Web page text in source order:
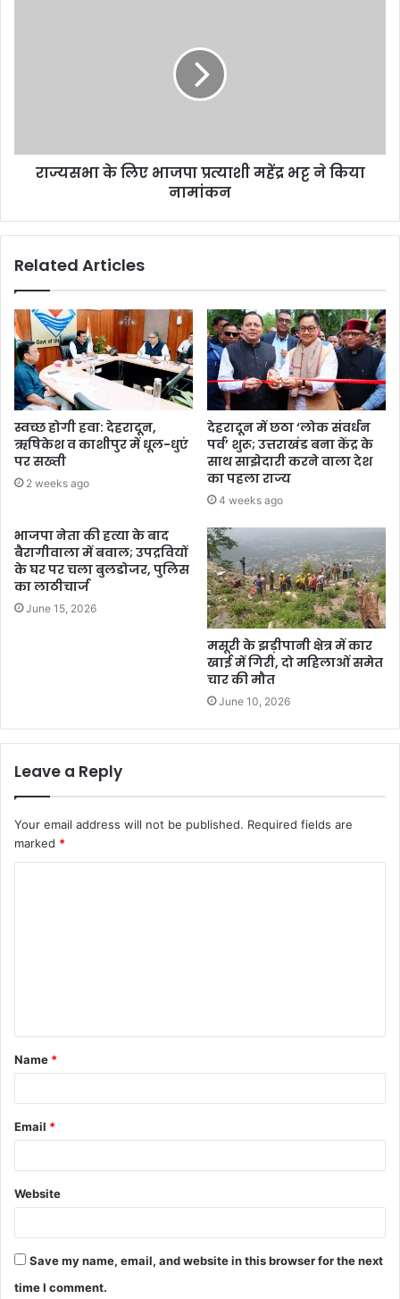
राज्यसभा के लिए भाजपा प्रत्याशी महेंद्र भट्ट ने किया
नामांकन
Related Articles
स्वच्छ होगी हवा: देहरादून,
ऋषिकेश व काशीपुर में धूल-धुएं
पर सख्ती
2 weeks ago
देहरादून में छठा ‘लोक संवर्धन
पर्व’ शुरू; उत्तराखंड बना केंद्र के
साथ साझेदारी करने वाला देश
का पहला राज्य
4 weeks ago
भाजपा नेता की हत्या के बाद
बैरागीवाला में बवाल; उपद्रवियों
के घर पर चला बुलडोजर, पुलिस
का लाठीचार्ज
June 15, 2026
मसूरी के झड़ीपानी क्षेत्र में कार
खाई में गिरी, दो महिलाओं समेत
चार की मौत
June 10, 2026
Leave a Reply
Your email address will not be published. Required fields are
marked *
t
*
Name *
Email *
Website
Save my name, email, and website in this browser for the next
time I comment.